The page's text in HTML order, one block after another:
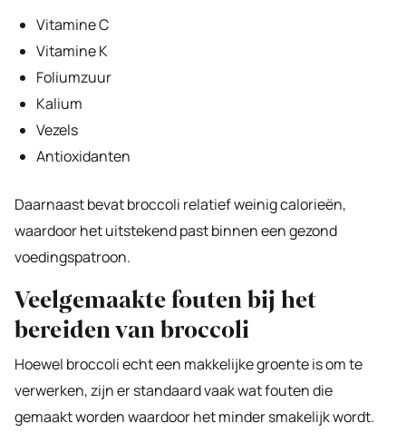
Vitamine C
Vitamine K
Foliumzuur
Kalium
Vezels
Antioxidanten
Daarnaast bevat broccoli relatief weinig calorieën,
waardoor het uitstekend past binnen een gezond
voedingspatroon.
Veelgemaakte fouten bij het
bereiden van broccoli
Hoewel broccoli echt een makkelijke groente is om te
verwerken, zijn er standaard vaak wat fouten die
gemaakt worden waardoor het minder smakelijk wordt.